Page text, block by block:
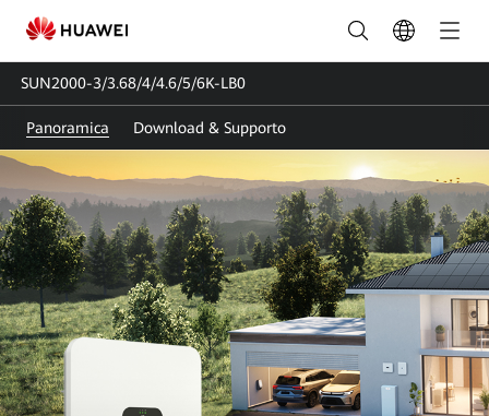
SUN2000-
3/3.68/4/4.6/5/6K-
LB0
|
Inverter
Solare
Monofase
|
FusionSolar
Italia
SUN2000-3/3.68/4/4.6/5/6K-LB0
Panoramica Download & Supporto